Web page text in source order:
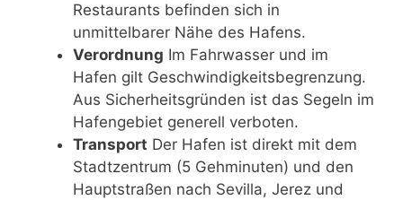
Restaurants befinden sich in
unmittelbarer Nähe des Hafens.
Verordnung Im Fahrwasser und im
Hafen gilt Geschwindigkeitsbegrenzung.
Aus Sicherheitsgründen ist das Segeln im
Hafengebiet generell verboten.
Transport Der Hafen ist direkt mit dem
Stadtzentrum (5 Gehminuten) und den
Hauptstraßen nach Sevilla, Jerez und